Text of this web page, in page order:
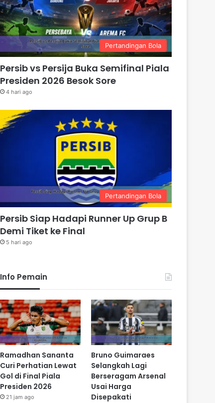
Pertandingan Bola
Persib vs Persija Buka Semifinal Piala
Presiden 2026 Besok Sore
4 hari ago
Pertandingan Bola
Persib Siap Hadapi Runner Up Grup B
Demi Tiket ke Final
5 hari ago
Info Pemain
Ramadhan Sananta
Curi Perhatian Lewat
Gol di Final Piala
Presiden 2026
21 jam ago
Bruno Guimaraes
Selangkah Lagi
Berseragam Arsenal
Usai Harga
Disepakati